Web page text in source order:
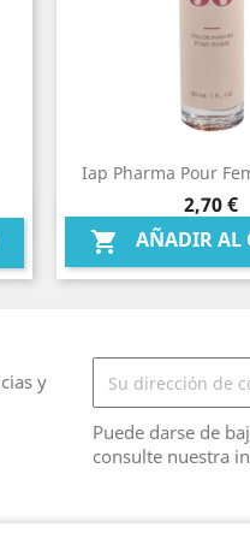
Iap Pharma Pour
Precio
2,70 €
 AÑADIR AL
Vista
y
Puede darse de
consulte nuestra